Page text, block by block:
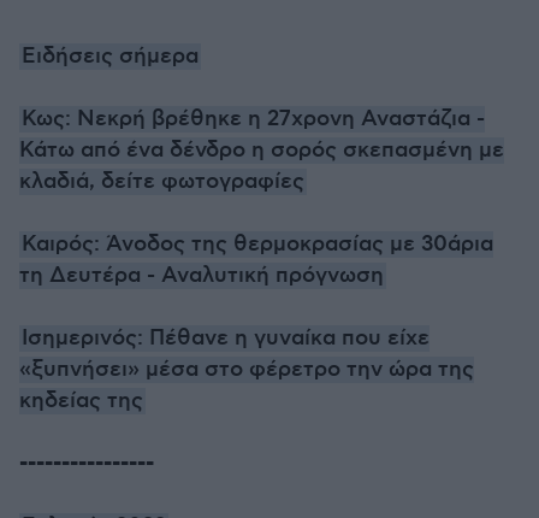
Ειδήσεις σήμερα
Κως: Νεκρή βρέθηκε η 27χρονη Αναστάζια -
Κάτω από ένα δένδρο η σορός σκεπασμένη με
κλαδιά, δείτε φωτογραφίες
Καιρός: Άνοδος της θερμοκρασίας με 30άρια
τη Δευτέρα - Αναλυτική πρόγνωση
Ισημερινός: Πέθανε η γυναίκα που είχε
«ξυπνήσει» μέσα στο φέρετρο την ώρα της
κηδείας της
----------------